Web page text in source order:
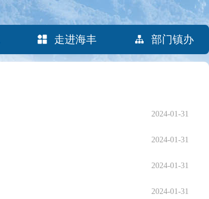
走进海丰 部门镇办
2024-01-31
2024-01-31
2024-01-31
2024-01-31